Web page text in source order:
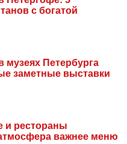
с богатой
музеях Петербурга
заметные выставки
и рестораны
важнее меню